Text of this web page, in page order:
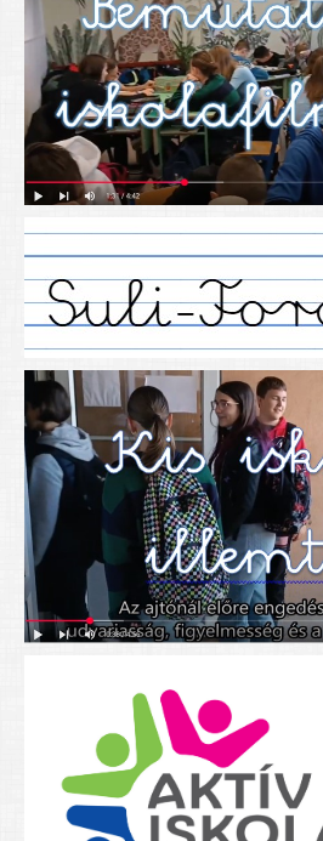
Névadónk
UNESCO Társult Iskola
Sportversenyek
Tanulmányi versenyek
Alapítványunk
Nyitva tartás
SZÜLŐKNEK
Google Tanterem, Classroom -
Tanév rendje
Étkezés befizetése
Étlap
eKréta
Diákigazolvány igénylése
Mindennapos testnevelés
Tartós tankönyvek
Nyolcadikosainknak
Kréta szülői segédlet
Felsős taneszközlista